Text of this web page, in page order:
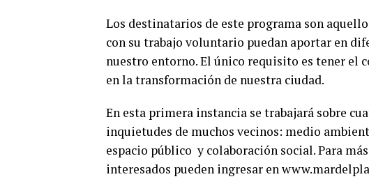
Los destinatarios de este programa son
con su trabajo voluntario puedan aportar en
nuestro entorno. El único requisito es tener el
en la transformación de nuestra ciudad.
En esta primera instancia se trabajará sobre
inquietudes de muchos vecinos: medio
espacio público y colaboración social. Para
interesados pueden ingresar en